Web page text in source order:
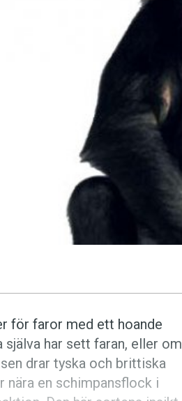
för faror med ett hoande
har sett faran, eller om
drar tyska och brittiska
en schimpansflock i